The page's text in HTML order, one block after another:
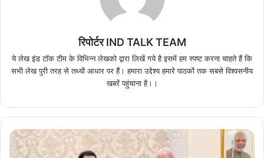
रिपोर्टर IND TALK TEAM
ये लेख इंड टॉक टीम के विभिन्न लेखको द्वारा लिखें गये है इसमें हम स्पष्ट करना चाहते हैं कि
सभी लेख पुरी तरह से तथ्यों आधार पर हैं। हमारा उद्देश्य हमारे पाठकों तक सबसे विश्वसनीय
खबरें पहुंचाना है।।